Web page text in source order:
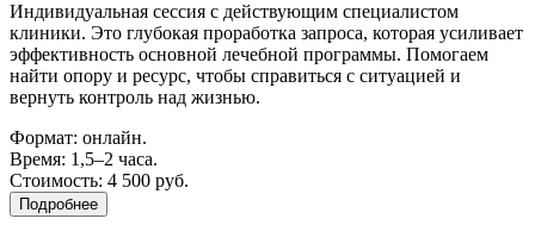
Индивидуальная сессия с действующим специалистом
клиники. Это глубокая проработка запроса, которая усиливает
эффективность основной лечебной программы. Помогаем
найти опору и ресурс, чтобы справиться с ситуацией и
вернуть контроль над жизнью.
Формат: онлайн.
Время: 1,5–2 часа.
Стоимость: 4 500 руб.
Подробнее